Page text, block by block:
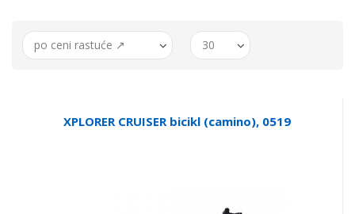
po ceni rastuće ↗ 30
XPLORER CRUISER bicikl (camino), 0519